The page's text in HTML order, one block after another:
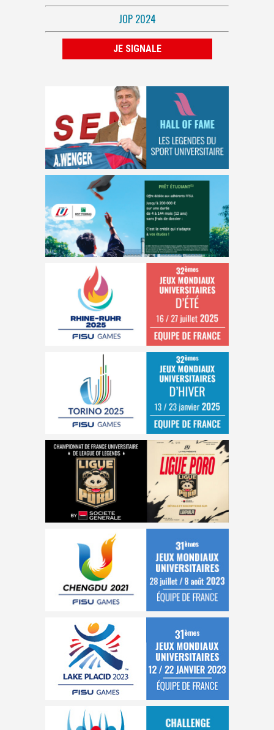
JOP 2024
JE SIGNALE